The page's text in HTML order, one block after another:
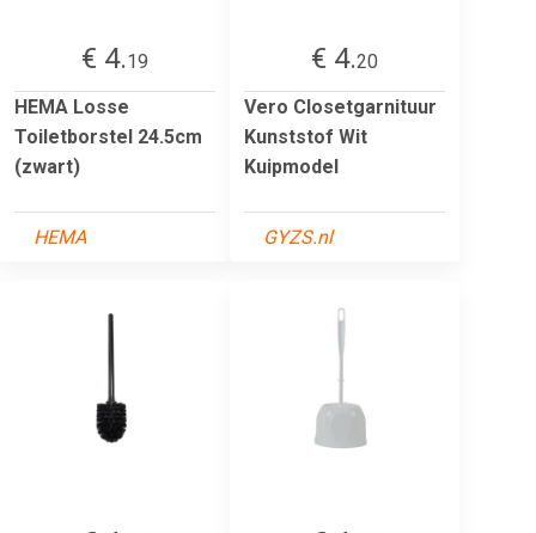
€ 4.19
HEMA Losse
Toiletborstel 24.5cm
(zwart)
HEMA
€ 4.20
Vero Closetgarnituur
Kunststof Wit
Kuipmodel
GYZS.nl